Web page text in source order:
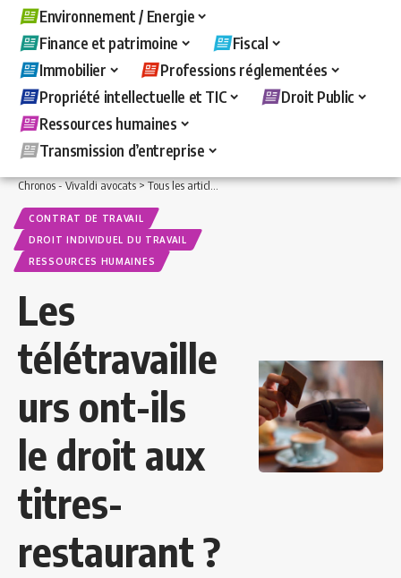
Environnement / Energie
Finance et patrimoine
Fiscal
Immobilier
Professions réglementées
Propriété intellectuelle et TIC
Droit Public
Ressources humaines
Transmission d’entreprise
Chronos - Vivaldi avocats>Tous les articles >Ressources humaines>Contrat de
CONTRAT DE TRAVAIL
DROIT INDIVIDUEL DU TRAVAIL
RESSOURCES HUMAINES
Les
télétravaille
urs ont-ils
le droit aux
titres-
restaurant ?